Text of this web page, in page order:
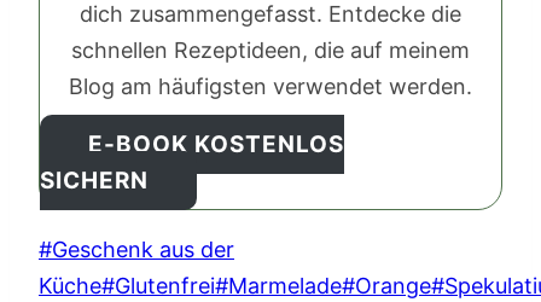
dich zusammengefasst. Entdecke die
schnellen Rezeptideen, die auf meinem
Blog am häufigsten verwendet werden.
E-BOOK KOSTENLOS
SICHERN
Schlagworte:
#Geschenk aus der
Küche#Glutenfrei#Marmelade#Orange#